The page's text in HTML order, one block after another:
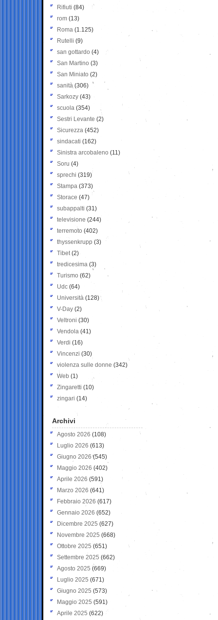
Rifiuti (84)
rom (13)
Roma (1.125)
Rutelli (9)
san gottardo (4)
San Martino (3)
San Miniato (2)
sanità (306)
Sarkozy (43)
scuola (354)
Sestri Levante (2)
Sicurezza (452)
sindacati (162)
Sinistra arcobaleno (11)
Soru (4)
sprechi (319)
Stampa (373)
Storace (47)
subappalti (31)
televisione(244)
terremoto (402)
thyssenkrupp (3)
Tibet(2)
tredicesima (3)
Turismo (62)
Udc (64)
Università (128)
V-Day (2)
Veltroni (30)
Vendola (41)
Verdi (16)
Vincenzi (30)
violenza sulle donne (342)
Web (1)
Zingaretti (10)
zingari (14)
Archivi
Agosto 2026 (108)
Luglio 2026 (613)
Giugno 2026 (545)
Maggio 2026 (402)
Aprile 2026 (591)
Marzo 2026 (641)
Febbraio 2026 (617)
Gennaio 2026 (652)
Dicembre 2025 (627)
Novembre 2025 (668)
Ottobre 2025 (651)
Settembre 2025 (662)
Agosto 2025 (669)
Luglio 2025 (671)
Giugno 2025 (573)
Maggio 2025 (591)
Aprile 2025 (622)